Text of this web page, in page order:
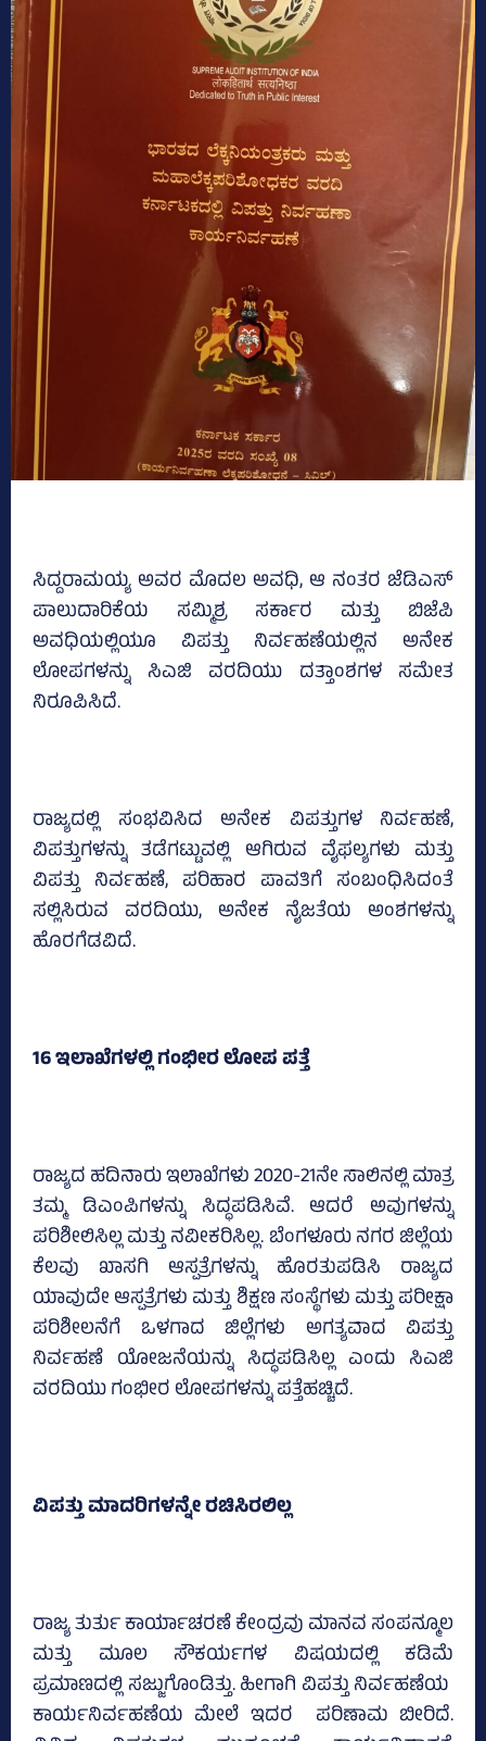
ಸಿದ್ದರಾಮಯ್ಯ ಅವರ ಮೊದಲ ಅವಧಿ, ಆ ನಂತರ ಜೆಡಿಎಸ್‌
ಪಾಲುದಾರಿಕೆಯ ಸಮ್ಮಿಶ್ರ ಸರ್ಕಾರ ಮತ್ತು ಬಿಜೆಪಿ
ಅವಧಿಯಲ್ಲಿಯೂ ವಿಪತ್ತು ನಿರ್ವಹಣೆಯಲ್ಲಿನ ಅನೇಕ
ಲೋಪಗಳನ್ನು ಸಿಎಜಿ ವರದಿಯು ದತ್ತಾಂಶಗಳ ಸಮೇತ
ನಿರೂಪಿಸಿದೆ.
ರಾಜ್ಯದಲ್ಲಿ ಸಂಭವಿಸಿದ ಅನೇಕ ವಿಪತ್ತುಗಳ ನಿರ್ವಹಣೆ,
ವಿಪತ್ತುಗಳನ್ನು ತಡೆಗಟ್ಟುವಲ್ಲಿ ಆಗಿರುವ ವೈಫಲ್ಯಗಳು ಮತ್ತು
ವಿಪತ್ತು ನಿರ್ವಹಣೆ, ಪರಿಹಾರ ಪಾವತಿಗೆ ಸಂಬಂಧಿಸಿದಂತೆ
ಸಲ್ಲಿಸಿರುವ ವರದಿಯು, ಅನೇಕ ನೈಜತೆಯ ಅಂಶಗಳನ್ನು
ಹೊರಗೆಡವಿದೆ.
16 ಇಲಾಖೆಗಳಲ್ಲಿ ಗಂಭೀರ ಲೋಪ ಪತ್ತೆ
ರಾಜ್ಯದ ಹದಿನಾರು ಇಲಾಖೆಗಳು 2020-21ನೇ ಸಾಲಿನಲ್ಲಿ ಮಾತ್ರ
ತಮ್ಮ ಡಿಎಂಪಿಗಳನ್ನು ಸಿದ್ಧಪಡಿಸಿವೆ. ಆದರೆ ಅವುಗಳನ್ನು
ಪರಿಶೀಲಿಸಿಲ್ಲ ಮತ್ತು ನವೀಕರಿಸಿಲ್ಲ. ಬೆಂಗಳೂರು ನಗರ ಜಿಲ್ಲೆಯ
ಕೆಲವು ಖಾಸಗಿ ಆಸ್ಪತ್ರೆಗಳನ್ನು ಹೊರತುಪಡಿಸಿ ರಾಜ್ಯದ
ಯಾವುದೇ ಆಸ್ಪತ್ರೆಗಳು ಮತ್ತು ಶಿಕ್ಷಣ ಸಂಸ್ಥೆಗಳು ಮತ್ತು ಪರೀಕ್ಷಾ
ಪರಿಶೀಲನೆಗೆ ಒಳಗಾದ ಜಿಲ್ಲೆಗಳು ಅಗತ್ಯವಾದ ವಿಪತ್ತು
ನಿರ್ವಹಣೆ ಯೋಜನೆಯನ್ನು ಸಿದ್ಧಪಡಿಸಿಲ್ಲ ಎಂದು ಸಿಎಜಿ
ವರದಿಯು ಗಂಭೀರ ಲೋಪಗಳನ್ನು ಪತ್ತೆಹಚ್ಚಿದೆ.
ವಿಪತ್ತು ಮಾದರಿಗಳನ್ನೇ ರಚಿಸಿರಲಿಲ್ಲ
ರಾಜ್ಯ ತುರ್ತು ಕಾರ್ಯಾಚರಣೆ ಕೇಂದ್ರವು ಮಾನವ ಸಂಪನ್ಮೂಲ
ಮತ್ತು ಮೂಲ ಸೌಕರ್ಯಗಳ ವಿಷಯದಲ್ಲಿ ಕಡಿಮೆ
ಪ್ರಮಾಣದಲ್ಲಿ ಸಜ್ಜುಗೊಂಡಿತ್ತು. ಹೀಗಾಗಿ ವಿಪತ್ತು ನಿರ್ವಹಣೆಯ
ಕಾರ್ಯನಿರ್ವಹಣೆಯ ಮೇಲೆ ಇದರ ಪರಿಣಾಮ ಬೀರಿದೆ.